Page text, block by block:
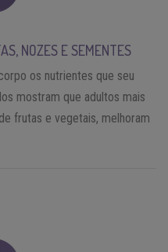
NOZES E SEMENTES
os nutrientes que seu
mostram que adultos mais
frutas e vegetais, melhoram